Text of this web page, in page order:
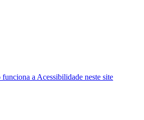
a Acessibilidade neste site